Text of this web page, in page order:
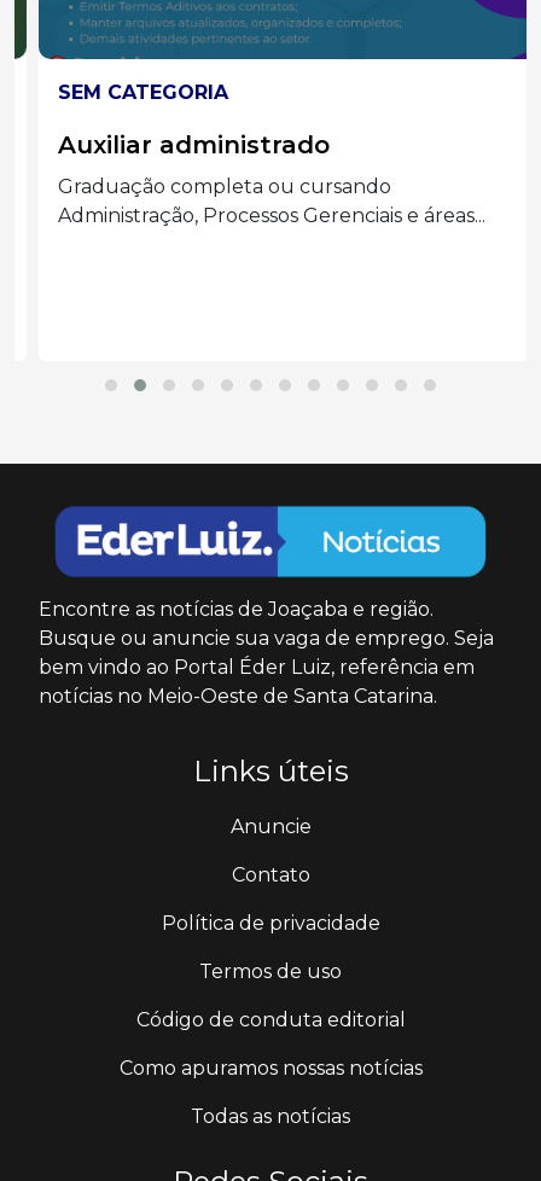
SEM CATEGORIA
Auxiliar administrado
Graduação completa ou cursando
Administração, Processos Gerenciais e áreas...
Encontre as notícias de Joaçaba e região.
Busque ou anuncie sua vaga de emprego. Seja
bem vindo ao Portal Éder Luiz, referência em
notícias no Meio-Oeste de Santa Catarina.
Links úteis
Anuncie
Contato
Política de privacidade
Termos de uso
Código de conduta editorial
Como apuramos nossas notícias
Todas as notícias